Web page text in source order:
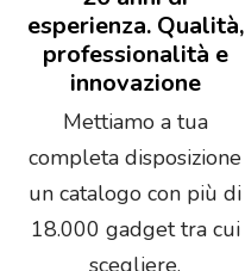
esperienza. Qualità,
professionalità e
innovazione
Mettiamo a tua
completa disposizione
un catalogo con più di
18.000 gadget tra cui
scegliere.